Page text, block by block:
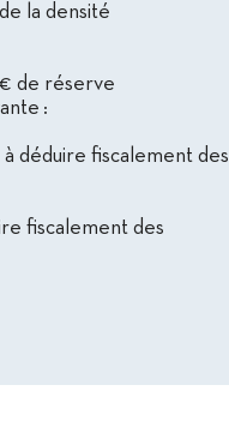
la densité
de réserve
:
déduire fiscalement des
fiscalement des